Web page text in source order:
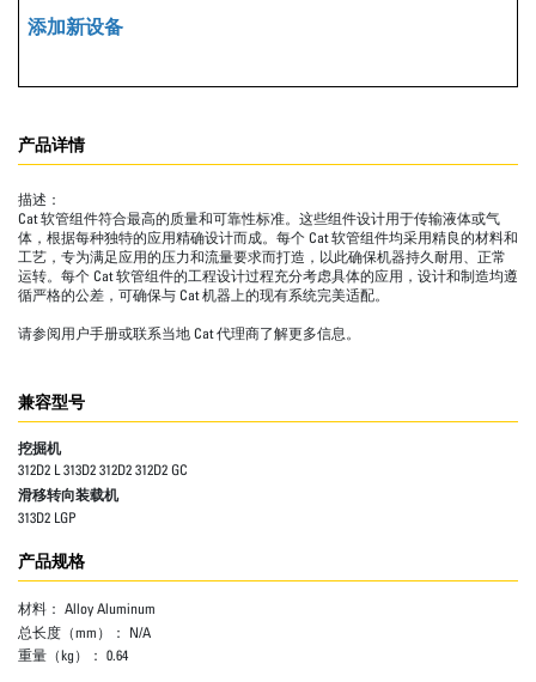
添加新设备
产品详情
描述：
Cat 软管组件符合最高的质量和可靠性标准。这些组件设计用于传输液体或气
体，根据每种独特的应用精确设计而成。每个 Cat 软管组件均采用精良的材料和
工艺，专为满足应用的压力和流量要求而打造，以此确保机器持久耐用、正常
运转。每个 Cat 软管组件的工程设计过程充分考虑具体的应用，设计和制造均遵
循严格的公差，可确保与 Cat 机器上的现有系统完美适配。
请参阅用户手册或联系当地 Cat 代理商了解更多信息。
兼容型号
挖掘机
312D2 L 313D2 312D2 312D2 GC
滑移转向装载机
313D2 LGP
产品规格
材料： Alloy Aluminum
总长度（mm）： N/A
重量（kg）： 0.64